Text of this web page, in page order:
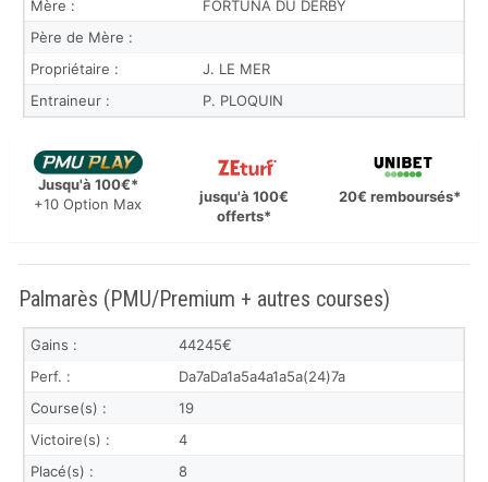
Mère :
FORTUNA DU DERBY
Père de Mère :
Propriétaire :
J. LE MER
Entraineur :
P. PLOQUIN
Jusqu'à 100€*
+10 Option Max
jusqu'à 100€
offerts*
20€ remboursés*
Palmarès (PMU/Premium + autres courses)
Gains :
44245€
Perf. :
Da7aDa1a5a4a1a5a(24)7a
Course(s) :
19
Victoire(s) :
4
Placé(s) :
8